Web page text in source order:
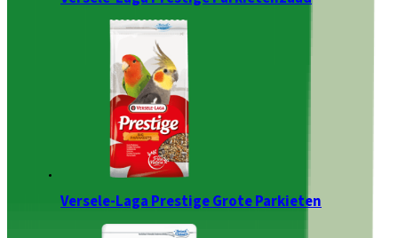
Versele-Laga Prestige Grote Parkieten